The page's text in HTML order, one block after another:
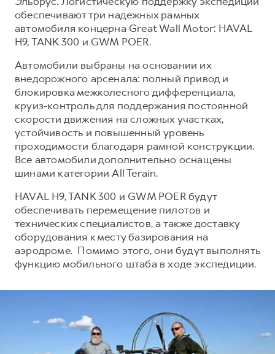
HAVAL Лизинг
Автомобильные аксессуары
Коллекция CITY
Коллекция Базовая
Коллекция Детская
АКСЕССУАРЫ HAVAL
Автомобильные аксессуары
Коллекция CITY
Коллекция Базовая
Коллекция Детская
обеспечивают три надежных рамных
автомобиля концерна Great Wall Motor: HAVAL
H9, TANK 300 и GWM POER.
Автомобили выбраны на основании их
внедорожного арсенала: полный привод и
блокировка межколесного дифференциала,
круиз-контроль для поддержания постоянной
скорости движения на сложных участках,
устойчивость и повышенный уровень
проходимости благодаря рамной конструкции.
Все автомобили дополнительно оснащены
шинами категории All Terain.
HAVAL H9, TANK 300 и GWM POER будут
обеспечивать перемещение пилотов и
технических специалистов, а также доставку
оборудования к месту базирования на
аэродроме. Помимо этого, они будут выполнять
функцию мобильного штаба в ходе экспедиции.